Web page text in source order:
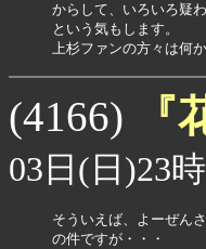
からして、いろいろ疑
という気もします。
上杉ファンの方々は何
(4166)
03日(日)23
そういえば、よーぜん
の件ですが・・・